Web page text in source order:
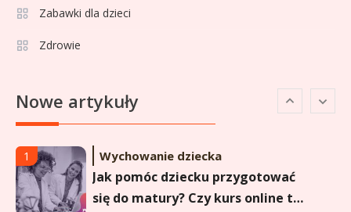
Zabawki dla dzieci
Zdrowie
Nowe artykułypozycji w Ekstraklasie i
historyczne dane
1 Wychowanie dziecka
Jak pomóc dziecku przygotować
się do matury? Czy kurs online to